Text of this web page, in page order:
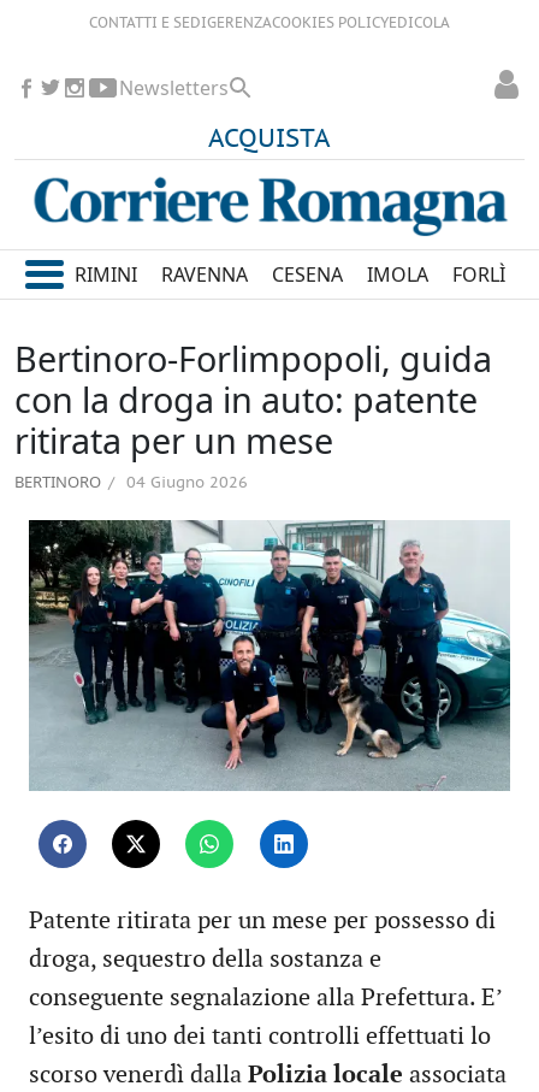
CONTATTI E SEDIGERENZACOOKIES POLICYEDICOLA
ACQUISTA
Newsletters
RIMINI RAVENNA CESENA IMOLA FORLÌ
Bertinoro-Forlimpopoli, guida
con la droga in auto: patente
ritirata per un mese
BERTINORO 04 Giugno 2026
Patente ritirata per un mese per possesso di
droga, sequestro della sostanza e
conseguente segnalazione alla Prefettura. E’
l’esito di uno dei tanti controlli effettuati lo
scorso venerdì dalla Polizia locale associata